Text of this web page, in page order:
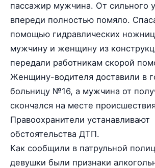
пассажир мужчина. От сильного
впереди полностью помяло.
помощью гидравлических
мужчину и женщину из
передали работникам скорой
Женщину-водителя доставили в
больницу №16, а мужчина от
скончался на месте
Правоохранители устанавливают
обстоятельства ДТП.
Как сообщили в патрульной
девушки были признаки